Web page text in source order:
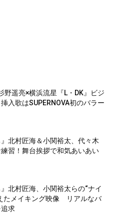
野遥亮×横浜流星『L・DK』ビジ
入歌はSUPERNOVA初のバラー
』北村匠海＆小関裕太、代々木
習！舞台挨拶で和気あいあい
』北村匠海、小関裕太らの“ナイ
たメイキング映像 リアルなバ
求